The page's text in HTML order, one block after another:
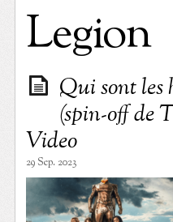
Legion
Qui sont les
(spin-off de
Video
29 Sep. 2023